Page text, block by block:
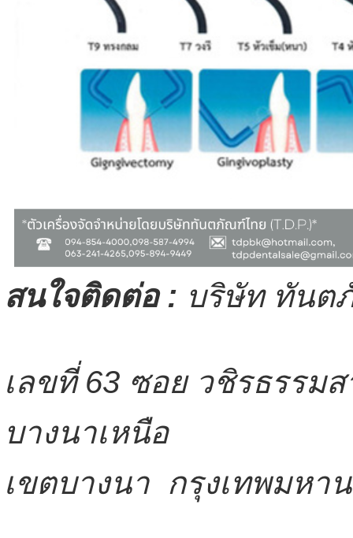
สนใจติดต่อ : บริษัท ทันต
เลขที่ 63 ซอย วชิรธรรม
บางนาเหนือ
เขตบางนา กรุงเทพมหา